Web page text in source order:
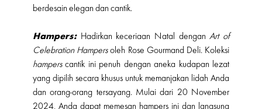
berdesain elegan dan cantik.
Hampers:Hadirkan keceriaan Natal dengan Art of
Celebration Hampersoleh Rose Gourmand Deli. Koleksi
hamperscantik ini penuh dengan aneka kudapan lezat
yang dipilih secara khusus untuk memanjakan lidah Anda
dan orang-orang tersayang. Mulai dari 20 November
2024, Anda dapat memesan hampers ini dan langsung